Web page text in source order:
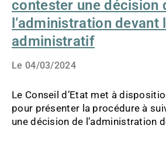
contester une décision
l’administration devant
administratif
Le 04/03/2024
Le Conseil d’Etat met à
pour présenter la procédure à
une décision de l’administration
CONTESTER
UNE
DÉCISION
DE
DEVANT
ADMINISTRATIF